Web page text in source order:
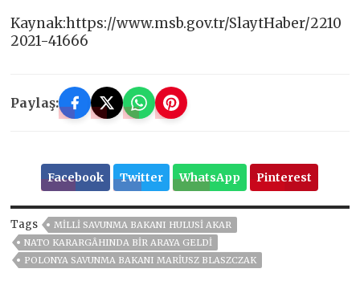
Kaynak:https://www.msb.gov.tr/SlaytHaber/2210
2021-41666
Paylaş:
Facebook Twitter WhatsApp Pinterest
Tags
MILLI SAVUNMA BAKANI HULUSI AKAR
NATO KARARGÂHINDA BIR ARAYA GELDI
POLONYA SAVUNMA BAKANI MARIUSZ BLASZCZAK